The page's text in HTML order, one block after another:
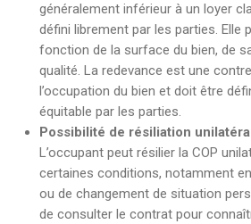
généralement inférieur à un loyer
défini librement par les parties. Elle
fonction de la surface du bien, de
qualité. La redevance est une
l’occupation du bien et doit être
équitable par les parties.
Possibilité de résiliation
L’occupant peut résilier la COP
certaines conditions, notamment
ou de changement de situation
de consulter le contrat pour